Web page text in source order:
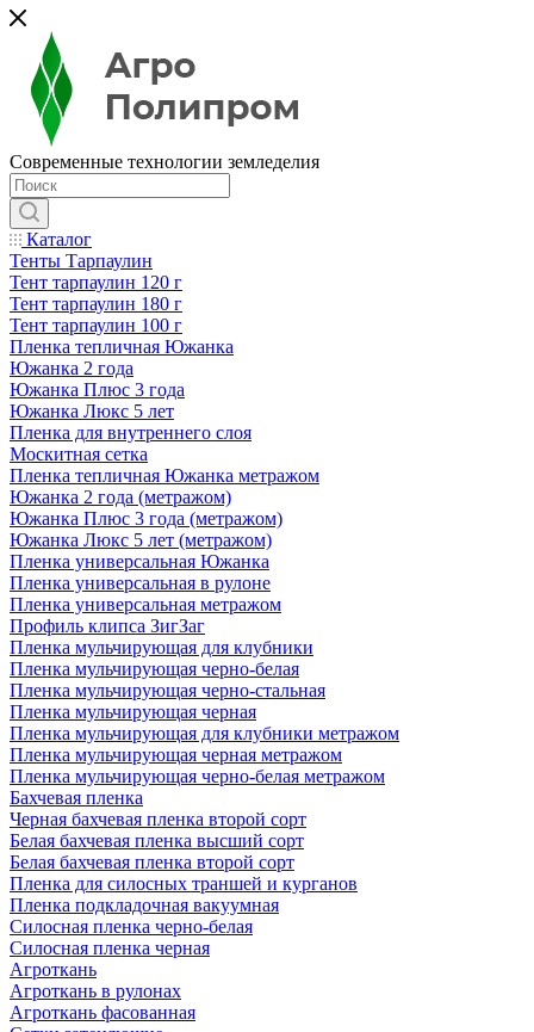
Современные технологии земледелия
Каталог
Тенты Тарпаулин
Тент тарпаулин 120 г
Тент тарпаулин 180 г
Тент тарпаулин 100 г
Пленка тепличная Южанка
Южанка 2 года
Южанка Плюс 3 года
Южанка Люкс 5 лет
Пленка для внутреннего слоя
Москитная сетка
Пленка тепличная Южанка метражом
Южанка 2 года (метражом)
Южанка Плюс 3 года (метражом)
Южанка Люкс 5 лет (метражом)
Пленка универсальная Южанка
Пленка универсальная в рулоне
Пленка универсальная метражом
Профиль клипса ЗигЗаг
Пленка мульчирующая для клубники
Пленка мульчирующая черно-белая
Пленка мульчирующая черно-стальная
Пленка мульчирующая черная
Пленка мульчирующая для клубники метражом
Пленка мульчирующая черная метражом
Пленка мульчирующая черно-белая метражом
Бахчевая пленка
Черная бахчевая пленка второй сорт
Белая бахчевая пленка высший сорт
Белая бахчевая пленка второй сорт
Пленка для силосных траншей и курганов
Пленка подкладочная вакуумная
Силосная пленка черно-белая
Силосная пленка черная
Агроткань
Агроткань в рулонах
Агроткань фасованная